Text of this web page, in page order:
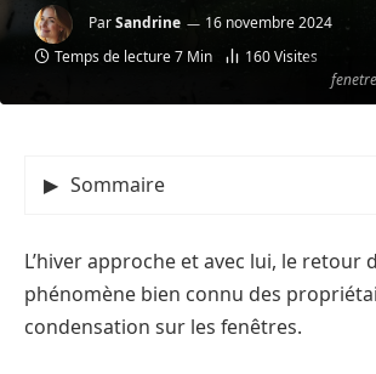
ParSandrine
16 novembre 2024
Temps de lecture 7 Min
160Visites
Sommaire
L’hiver approche et avec lui, le retour
phénomène bien connu des
condensation sur les fenêtres.